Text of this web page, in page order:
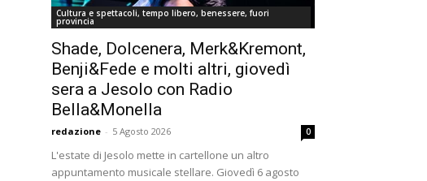
Cultura e spettacoli, tempo libero, benessere, fuori
provincia
Shade, Dolcenera, Merk&Kremont,
Benji&Fede e molti altri, giovedì
sera a Jesolo con Radio
Bella&Monella
redazione - 5 Agosto 2026 0
L'estate di Jesolo mette in cartellone un altro
appuntamento musicale stellare. Giovedì 6 agosto